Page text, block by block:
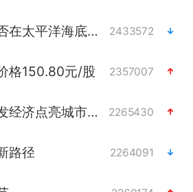
外交部回应是否在太平洋海底开采稀土 2433572
格150.80元/股 2357007
以“新”破局 首发经济点亮城市消费活力 2265430
路径 2264091